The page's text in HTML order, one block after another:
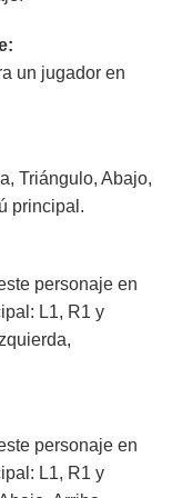
un jugador en
Triángulo, Abajo,
principal.
personaje en
L1, R1 y
personaje en
L1, R1 y